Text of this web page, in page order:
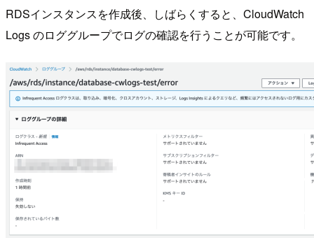
RDSインスタンスを作成後、しばらくすると、CloudWatch
Logs のロググループでログの確認を行うことが可能です。